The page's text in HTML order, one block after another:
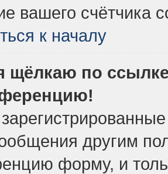
вашего счётчика
к началу
щёлкаю по
другим
форму, и